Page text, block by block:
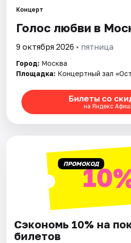
Города
Площадки
Артисты
Рейтинги
Концерт
Голос любви в
9 октября 2026 • пятница
Город: Москва
Площадка: Концертный зал
Билеты со
на Яндекс
ПРОМОКОД
Сэкономь 10% на
билетов